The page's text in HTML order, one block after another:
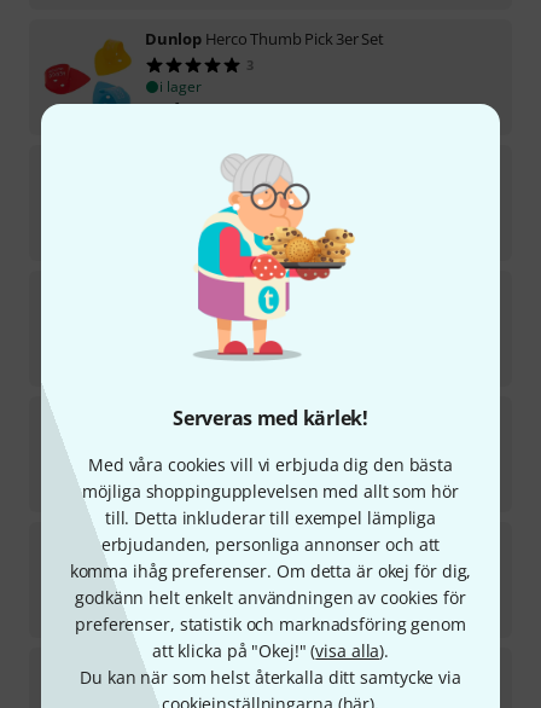
Serveras med kärlek!
Med våra cookies vill vi erbjuda dig den bästa
möjliga shoppingupplevelsen med allt som hör
till. Detta inkluderar till exempel lämpliga
erbjudanden, personliga annonser och att
komma ihåg preferenser. Om detta är okej för dig,
godkänn helt enkelt användningen av cookies för
preferenser, statistik och marknadsföring genom
att klicka på "Okej!" (visa alla).
Du kan när som helst återkalla ditt samtycke via
Dunlop Herco Thumb Pick 3er Set
3
i lager
88kr
Cling Pro Picks Fingers Fr. Thumb Pick Large
15
kr
Fingerpick Set Large White
61
kr
GeipelThumb Pick Bronze 5
i lager
16,70kr
Daddario NP7W-04 National Thumb Pick
7
i lager
121 kr
Ibanez Pult1 Thumbpicks
30